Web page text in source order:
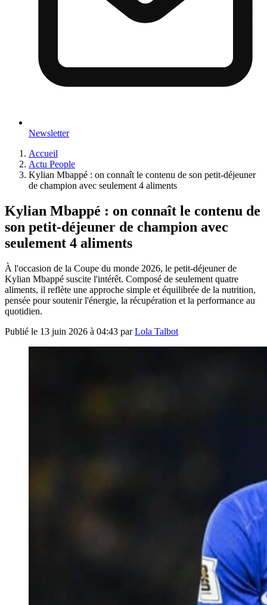
Newsletter
Accueil
Actu People
Kylian Mbappé : on connaît le contenu de son petit-déjeuner
de champion avec seulement 4 aliments
Kylian Mbappé : on connaît le contenu de
son petit-déjeuner de champion avec
seulement 4 aliments
À l'occasion de la Coupe du monde 2026, le petit-déjeuner de
Kylian Mbappé suscite l'intérêt. Composé de seulement quatre
aliments, il reflète une approche simple et équilibrée de la nutrition,
pensée pour soutenir l'énergie, la récupération et la performance au
quotidien.
Publié le 13 juin 2026 à 04:43 parLola Talbot